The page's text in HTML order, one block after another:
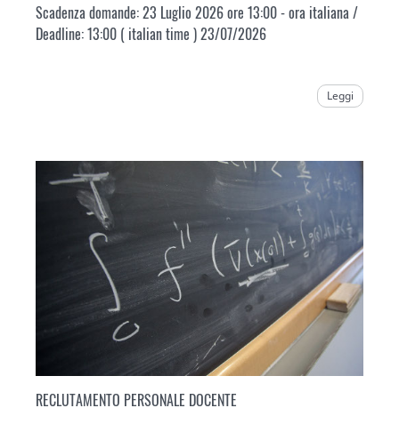
Scadenza domande: 23 Luglio 2026 ore 13:00 - ora italiana /
Deadline: 13:00 ( italian time ) 23/07/2026
Leggi
RECLUTAMENTO PERSONALE DOCENTE